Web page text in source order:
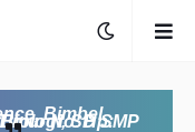
Bimbel
Jakarta Timur No. Hp: